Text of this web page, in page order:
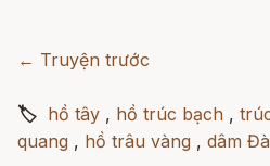
← Truyện trước
🏷 hồ tây , hồ trúc bạch ,
quang , hồ trâu vàng , dâm